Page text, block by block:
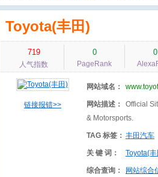
Toyota(丰田)
719
人气指数
0
PageRank
0
链接报错>>
网站域名：
网站描述：
Official
& Motorsports.
TAG 标签： 丰田汽车
关 键 词： Toyota(
综合查询： 网站综合